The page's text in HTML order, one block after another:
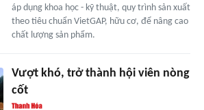
áp dụng khoa học - kỹ thuật, quy trình sản xuất
theo tiêu chuẩn VietGAP, hữu cơ, để nâng cao
chất lượng sản phẩm.
Vượt khó, trở thành hội viên nòng
cốt